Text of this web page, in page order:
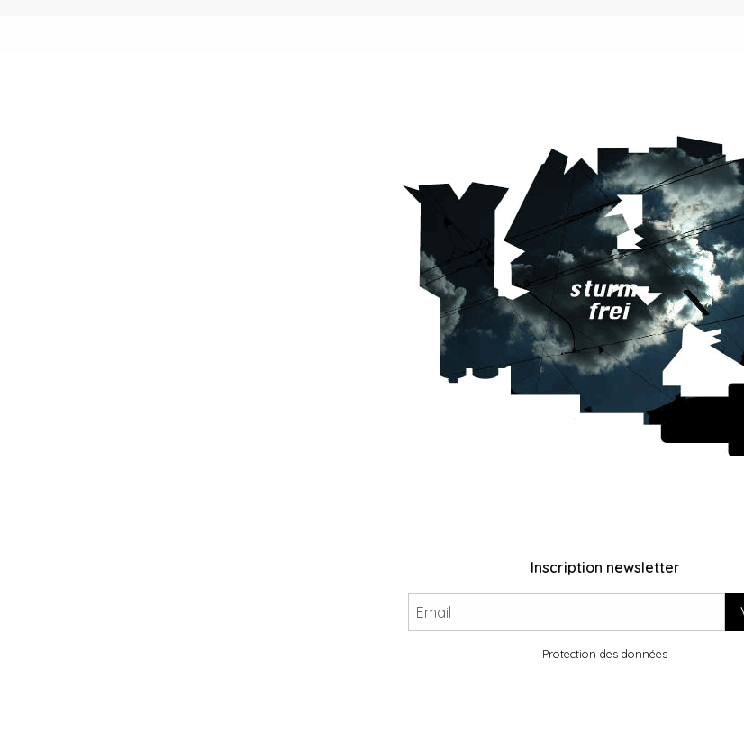
Inscription newsletter
Protection des données